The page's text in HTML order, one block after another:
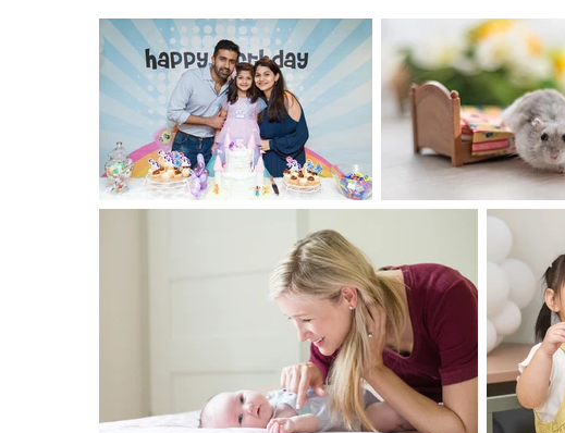
香港生日派對攝影師
香港家庭攝影師
香港狗狗攝影師
香港活動攝影師